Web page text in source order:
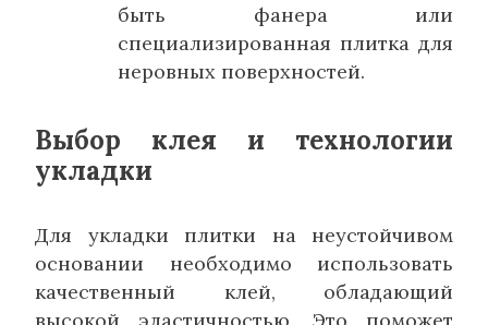
быть фанера или
специализированная плитка для
неровных поверхностей.
Выбор клея и технологии
укладки
Для укладки плитки на неустойчивом
основании необходимо использовать
качественный клей, обладающий